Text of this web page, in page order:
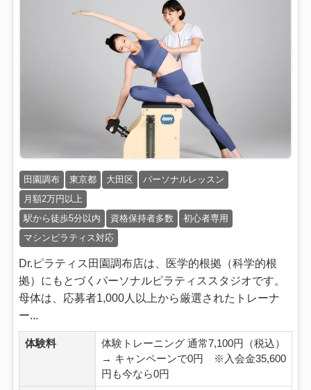
田園調布 東京都 大田区
パーソナルレッスン
月額2万円以上
駅から徒歩5分以内
資格保持者多数
初心者専用
マシンピラティス対応
Dr.ピラティス田園調布店は、医学的根拠（科学的根
拠）にもとづくパーソナルピラティススタジオです。
母体は、応募者1,000人以上から厳選されたトレーナ
ー...
体験料
体験トレーニング 通常7,100円（税込）
→ キャンペーンで0円 ※入会金35,600
円も今なら0円